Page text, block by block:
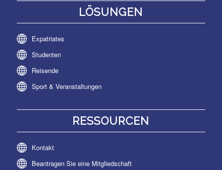
LÖSUNGEN
Expatriates
Studenten
Reisende
Sport & Veranstaltungen
RESSOURCEN
Kontakt
Beantragen Sie eine Mitgliedschaft